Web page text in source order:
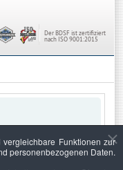
Der BDSF ist zertifiziert
nach ISO 9001:2015
Funktionen zur
personenbezogenen Daten.